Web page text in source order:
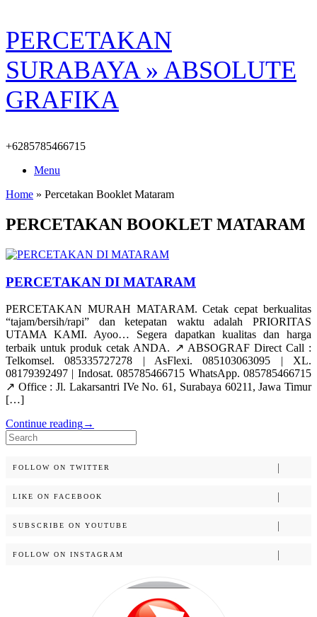
Skip
to
content
PERCETAKAN
SURABAYA » ABSOLUTE
GRAFIKA
+6285785466715
Menu
Home » Percetakan Booklet Mataram
PERCETAKAN BOOKLET MATARAM
PERCETAKAN DI MATARAM
PERCETAKAN MURAH MATARAM. Cetak cepat berkualitas
“tajam/bersih/rapi” dan ketepatan waktu adalah PRIORITAS
UTAMA KAMI. Ayoo… Segera dapatkan kualitas dan harga
terbaik untuk produk cetak ANDA. ↗️ ABSOGRAF Direct Call :
Telkomsel. 085335727278 | AsFlexi. 085103063095 | XL.
08179392497 | Indosat. 085785466715 WhatsApp. 085785466715
↗️ Office : Jl. Lakarsantri IVe No. 61, Surabaya 60211, Jawa Timur
[…]
Continue reading→
Search
for:
FOLLOW ON TWITTER
LIKE ON FACEBOOK
SUBSCRIBE ON YOUTUBE
FOLLOW ON INSTAGRAM